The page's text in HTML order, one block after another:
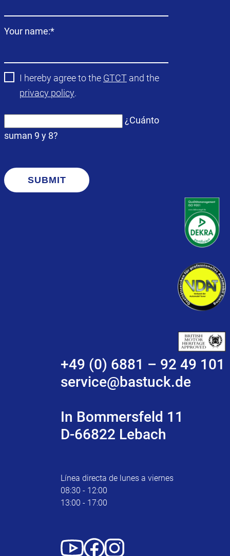
Campo
Your name:*
I hereby agree to the GTCT and the
privacy policy.
¿Cuánto
suman 9 y 8?
SUBMIT
+49 (0) 6881 – 92 49 101
service@bastuck.de
In Bommersfeld 11
D-66822 Lebach
Línea directa de lunes a viernes
08:30 - 12:00
13:00 - 17:00